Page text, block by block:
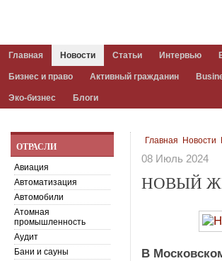
Главная Новости Статьи Интервью
Бизнес и право Активный гражданин
Эко-бизнес Блоги
Главная Новости
08 Июль 2024
НОВЫЙ
В
ОТРАСЛИ
Авиация
Автоматизация
Автомобили
Атомная
промышленность
Аудит
Бани и сауны